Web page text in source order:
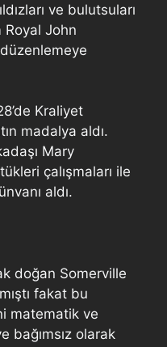
ve bulutsuları
John
düzenlemeye
Kraliyet
madalya aldı.
Mary
çalışmaları ile
aldı.
doğan Somerville
fakat bu
matematik ve
bağımsız olarak